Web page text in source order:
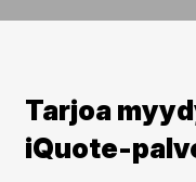
Tarjoa
iQuote-